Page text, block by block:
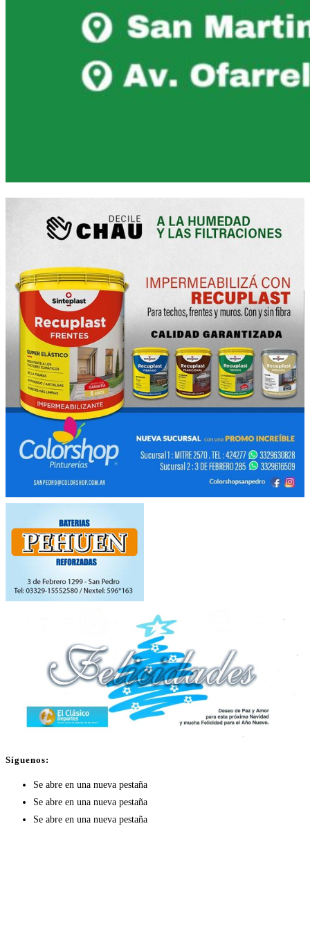
Síguenos:
Se abre en una nueva pestaña
Se abre en una nueva pestaña
Se abre en una nueva pestaña